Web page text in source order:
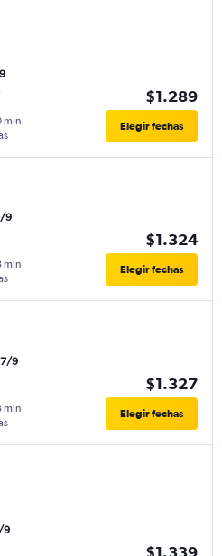
min
$1.289
Elegir fechas
9
min
$1.324
Elegir fechas
9
min
$1.327
Elegir fechas
9
$1.339